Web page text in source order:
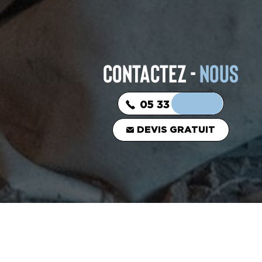
CONTACTEZ -NOUS
05 33 06 03 16
DEVIS GRATUIT